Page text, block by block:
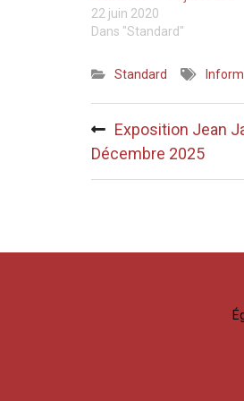
22 juin 2020
Dans "Standard"
Standard
de
Exposition Jean
Décembre 2025